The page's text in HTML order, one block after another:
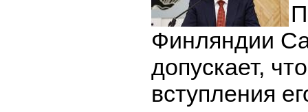
Финляндии
допускает,
вступления